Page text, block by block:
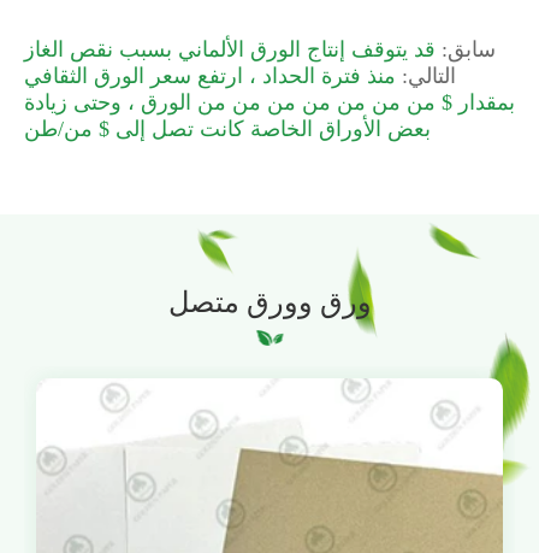
سابق: قد يتوقف إنتاج الورق الألماني بسبب نقص الغاز
التالي: منذ فترة الحداد ، ارتفع سعر الورق الثقافي
بمقدار $ من من من من من من من الورق ، وحتى زيادة
بعض الأوراق الخاصة كانت تصل إلى $ من/طن
ورق وورق متصل